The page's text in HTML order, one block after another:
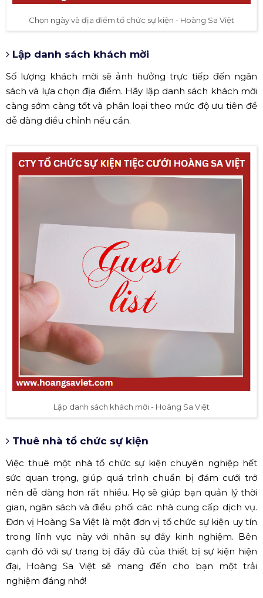
Chọn ngày và địa điểm tổ chức sự kiện - Hoàng Sa Việt
Lập danh sách khách mời
Số lượng khách mời sẽ ảnh hưởng trực tiếp đến ngân
sách và lựa chọn địa điểm. Hãy lập danh sách khách mời
càng sớm càng tốt và phân loại theo mức độ ưu tiên để
dễ dàng điều chỉnh nếu cần.
Lập danh sách khách mời - Hoàng Sa Việt
Thuê nhà tổ chức sự kiện
Việc thuê một nhà tổ chức sự kiện chuyên nghiệp hết
sức quan trọng, giúp quá trình chuẩn bị đám cưới trở
nên dễ dàng hơn rất nhiều. Họ sẽ giúp bạn quản lý thời
gian, ngân sách và điều phối các nhà cung cấp dịch vụ.
Đơn vị Hoàng Sa Việt là một đơn vị tổ chức sự kiện uy tín
trong lĩnh vực này với nhân sự đầy kinh nghiệm. Bên
cạnh đó với sự trang bị đầy đủ của thiết bị sự kiện hiện
đại, Hoàng Sa Việt sẽ mang đến cho bạn một trải
nghiệm đáng nhớ!